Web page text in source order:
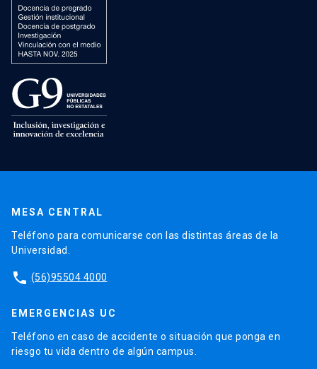
MESA CENTRAL
Teléfono para comunicarse con las distintas áreas de la
Universidad.
phone (56)95504 4000
EMERGENCIAS UC
Teléfono en caso de accidente o situación que ponga en
riesgo tu vida dentro de algún campus.